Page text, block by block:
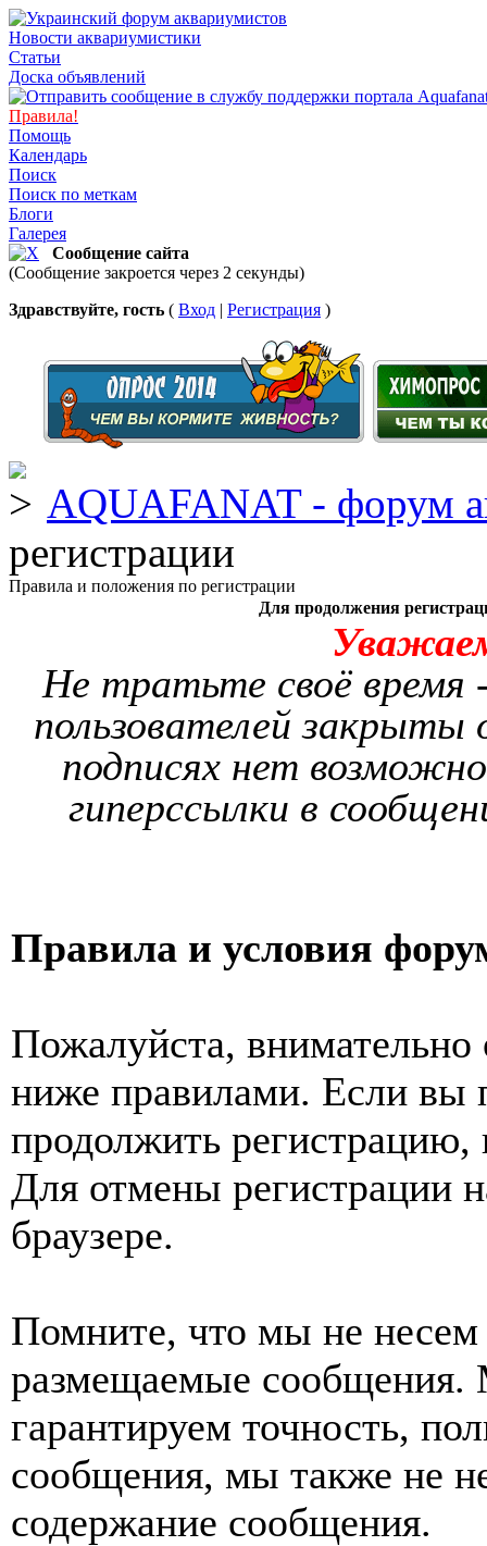
Новости аквариумистики
Статьи
Доска объявлений
Правила!
Помощь
Календарь
Поиск
Поиск по меткам
Блоги
Галерея
Сообщение сайта
(Сообщение закроется через 2 секунды)
Здравствуйте, гость ( Вход | Регистрация )
AQUAFANAT - форум
регистрации
Правила и положения по регистрации
Для продолжения
Не тратьте своё время
пользователей закрыты
подписях нет
гиперссылки в
Правила и условия
Пожалуйста, внимательно
ниже правилами. Если вы
продолжить
Для отмены регистрации
браузере.
Помните, что мы не несем
размещаемые сообщения.
гарантируем точность,
сообщения, мы также не
содержание сообщения.